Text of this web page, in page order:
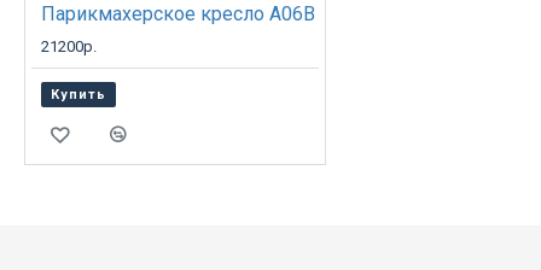
Парикмахерское кресло A06B
21200р.
Купить